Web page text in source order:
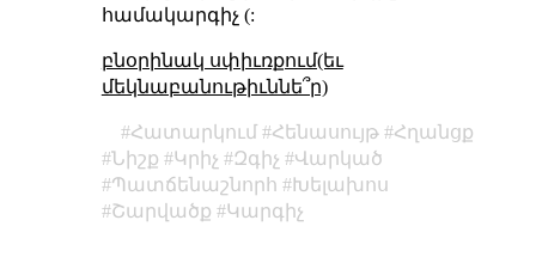
համակարգիչ (:
բնօրինակ սփիւռքում(եւ
մեկնաբանութիւննե՞ր)
Հատարկում Հենասույթ
Հղանցք
Նիշք
Կրիչ Զգիչ
Վարկած
Պատճենաշնորհ
Խելախոս
Շարվածք
Կարգիչ